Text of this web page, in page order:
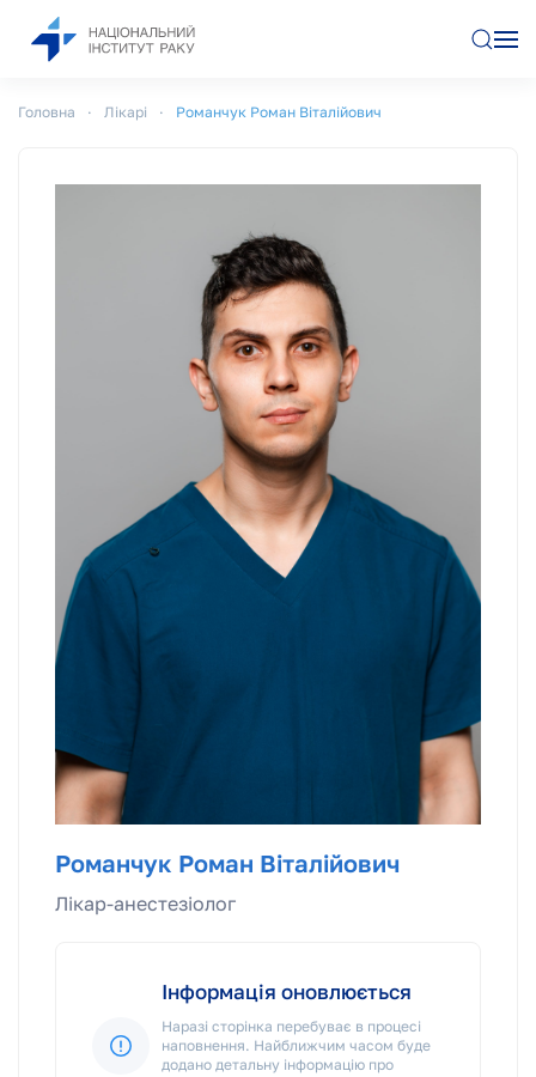
Головна Лікарі Романчук Роман Віталійович
Романчук Роман Віталійович
Лікар-анестезiолог
Інформація оновлюється
Наразі сторінка перебуває в процесі
наповнення. Найближчим часом буде
додано детальну інформацію про